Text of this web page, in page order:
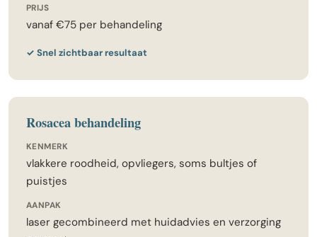
PRIJS
vanaf €75 per behandeling
✓ Snel zichtbaar resultaat
Rosacea behandeling
KENMERK
vlakkere roodheid, opvliegers, soms bultjes of
puistjes
AANPAK
laser gecombineerd met huidadvies en verzorging